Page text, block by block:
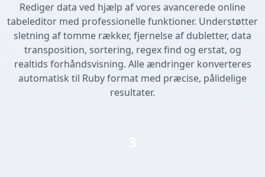
Rediger data ved hjælp af vores avancerede online
tabeleditor med professionelle funktioner. Understøtter
sletning af tomme rækker, fjernelse af dubletter, data
transposition, sortering, regex find og erstat, og
realtids forhåndsvisning. Alle ændringer konverteres
automatisk til Ruby format med præcise, pålidelige
resultater.